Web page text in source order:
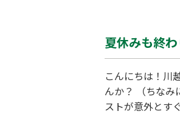
夏休みも終
こんにちは！川
んか？ （ちな
ストが意外とす